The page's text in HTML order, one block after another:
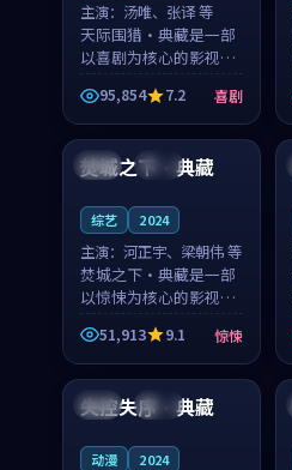
主演： 汤唯、张译 等
天际围猎·典藏是一部
以喜剧为核心的影视作
品，围绕危机、反转与
人物成长展开，整体节
奏紧凑，值得推荐观
看。
95,854 7.2 喜剧
泰国 院线
焚城之下·典藏
综艺 2024
主演： 河正宇、梁朝伟 等
焚城之下·典藏是一部
以惊悚为核心的影视作
品，围绕危机、反转与
人物成长展开，整体节
奏紧凑，值得推荐观
看。
51,913 9.1 惊悚
法国 院线
失控失序·典藏
动漫 2024